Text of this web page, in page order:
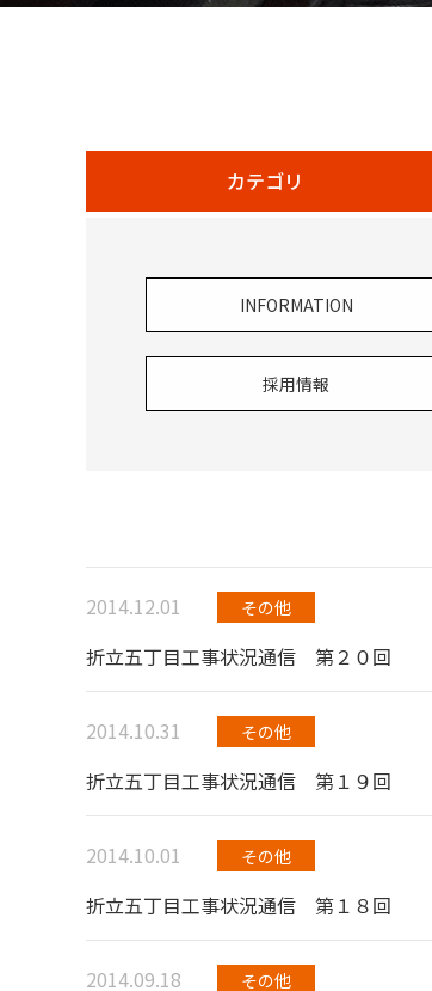
カテゴリ
INFORMATION
採用情報
2014.12.01 その他
折立五丁目工事状況通信 第２０回
2014.10.31 その他
折立五丁目工事状況通信 第１９回
2014.10.01 その他
折立五丁目工事状況通信 第１８回
2014.09.18 その他